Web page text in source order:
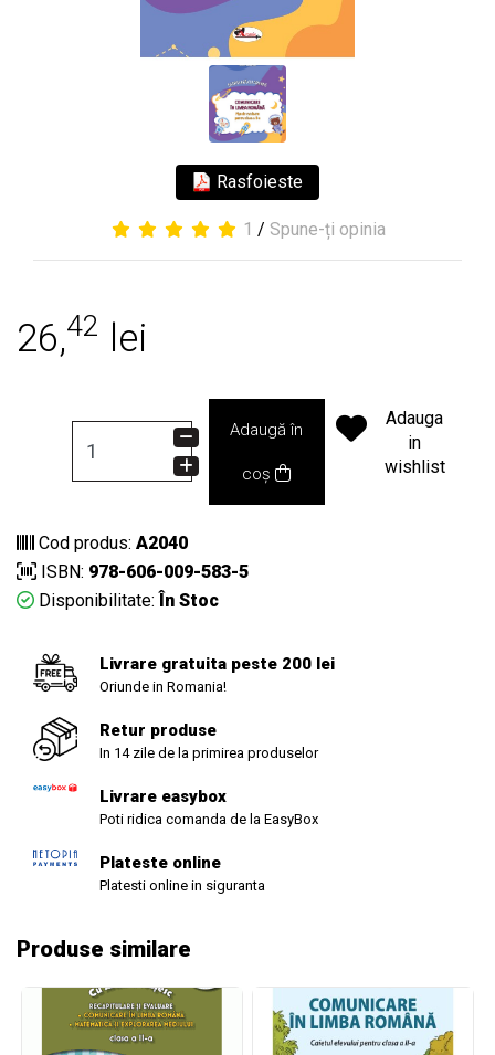
Rasfoieste
1 / Spune-ți opinia
26,42 lei
Adaugă în
coș
Adauga
in
wishlist
Cod produs: A2040
ISBN: 978-606-009-583-5
Disponibilitate: În Stoc
Livrare gratuita peste 200 lei
Oriunde in Romania!
Retur produse
In 14 zile de la primirea produselor
Livrare easybox
Poti ridica comanda de la EasyBox
Plateste online
Platesti online in siguranta
Produse similare